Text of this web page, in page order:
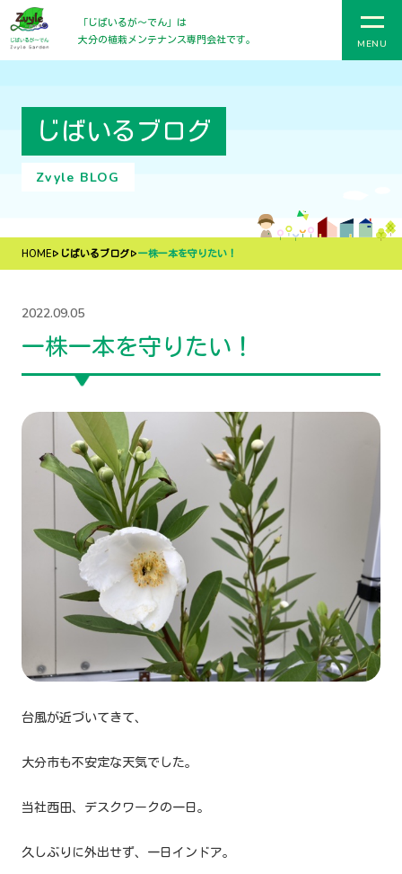
「じばいるが〜でん」は
大分の植栽メンテナンス専門会社です。
じばいるブログ
Zvyle BLOG
HOME じばいるブログ 一株一本を守りたい！
2022.09.05
一株一本を守りたい！
台風が近づいてきて、
大分市も不安定な天気でした。
当社西田、デスクワークの一日。
久しぶりに外出せず、一日インドア。
MENU